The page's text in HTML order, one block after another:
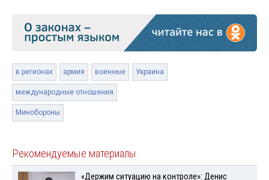
в регионах армия военные Украина
международные отношения
Минобороны
Рекомендуемые материалы
«Держим ситуацию на контроле»: Денис